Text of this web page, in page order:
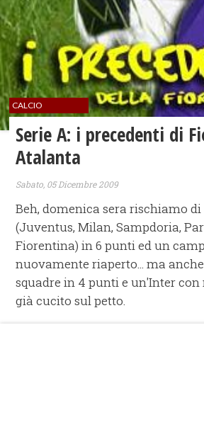
CALCIO
Serie A: i precedenti di
Atalanta
Sabato, 05 Dicembre 2009
Beh, domenica sera rischiamo di
(Juventus, Milan, Sampdoria,
Fiorentina) in 6 punti ed un
nuovamente riaperto... ma anche
squadre in 4 punti e un'Inter con
già cucito sul petto.